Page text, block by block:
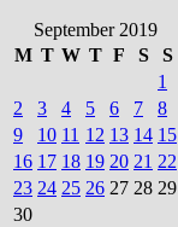
September 2019
M T W T F S
S
1
2
3 4 5 6 7
8
9
10 11 12 13 14 15
16 17 18 19 20 21 22
23 24 25 26 27 28 29
30